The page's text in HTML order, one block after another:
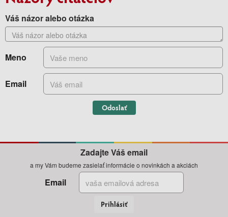
Váš názor alebo otázka
Meno
Email
Odoslať
Zadajte Váš email
a my Vám budeme zasielať informácie o novinkách a akciách
Email
Prihlásiť